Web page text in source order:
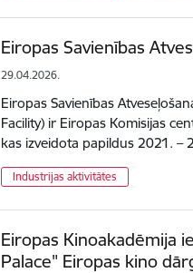
Eiropas Savienības
29.04.2026.
Eiropas Savienības
Facility) ir Eiropas Komisijas
kas izveidota papildus 2021.
Industrijas aktivitātes
Eiropas Kinoakadēmija
Palace" Eiropas kino